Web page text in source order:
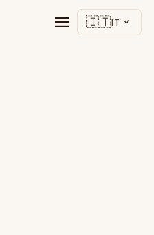
menu 🇮🇹IT expand_more